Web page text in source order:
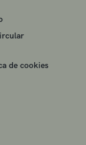
de cookies